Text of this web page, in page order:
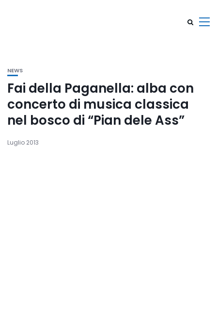
NEWS
Fai della Paganella: alba con
concerto di musica classica
nel bosco di “Pian dele Ass”
Luglio 2013